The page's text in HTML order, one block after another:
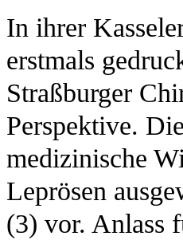
In ihrer
erstmals
Straßburger
Perspektive.
medizinische
Leprösen
(3) vor. Anlass